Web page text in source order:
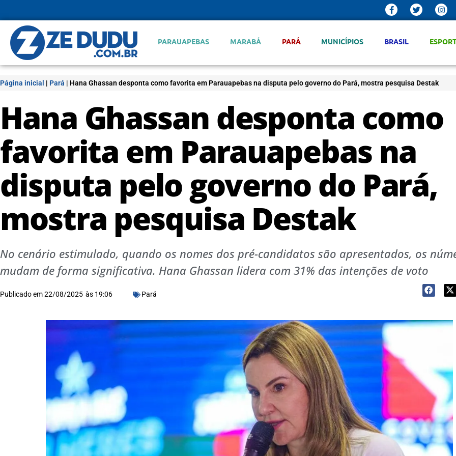
PARAUAPEBAS MARABÁ PARÁ MUNICÍPIOS BRASIL
Página inicial | Pará | Hana Ghassan desponta como favorita em Parauapebas na disputa pelo governo do Pará, mostra pesquisa Destak
Hana Ghassan desponta como
favorita em Parauapebas na
disputa pelo governo do Pará,
mostra pesquisa Destak
No cenário estimulado, quando os nomes dos pré-candidatos são apresentados, os
mudam de forma significativa. Hana Ghassan lidera com 31% das intenções de voto
Publicado em22/08/2025 às 19:06 Pará